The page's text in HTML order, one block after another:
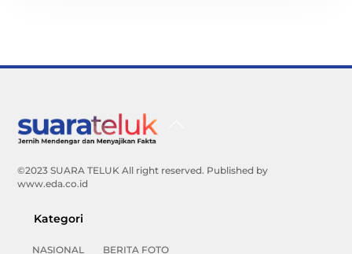
©2023 SUARA TELUK All right reserved. Published by
www.eda.co.id
Kategori
NASIONAL
BERITA FOTO